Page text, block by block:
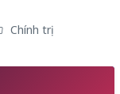
Chính trị